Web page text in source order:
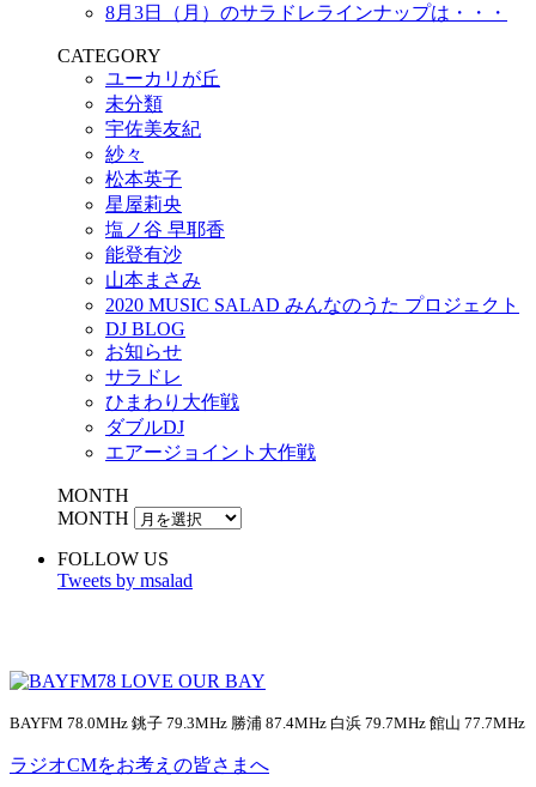
8月3日（月）のサラドレラインナップは・・・
CATEGORY
ユーカリが丘
未分類
宇佐美友紀
紗々
松本英子
星屋莉央
塩ノ谷 早耶香
能登有沙
山本まさみ
2020 MUSIC SALAD みんなのうた プロジェクト
DJ BLOG
お知らせ
サラドレ
ひまわり大作戦
ダブルDJ
エアージョイント大作戦
MONTH
MONTH
FOLLOW US
Tweets by msalad
BAYFM 78.0MHz 銚子 79.3MHz 勝浦 87.4MHz 白浜 79.7MHz 館山 77.7MHz
ラジオCMをお考えの皆さまへ